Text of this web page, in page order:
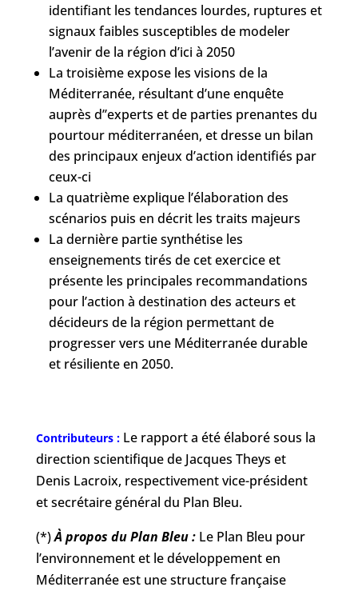
identifiant les tendances lourdes, ruptures et
signaux faibles susceptibles de modeler
l’avenir de la région d’ici à 2050
La troisième expose les visions de la
Méditerranée, résultant d’une enquête
auprès d’’experts et de parties prenantes du
pourtour méditerranéen, et dresse un bilan
des principaux enjeux d’action identifiés par
ceux-ci
La quatrième explique l’élaboration des
scénarios puis en décrit les traits majeurs
La dernière partie synthétise les
enseignements tirés de cet exercice et
présente les principales recommandations
pour l’action à destination des acteurs et
décideurs de la région permettant de
progresser vers une Méditerranée durable
et résiliente en 2050.
Contributeurs : Le rapport a été élaboré sous la
direction scientifique de Jacques Theys et
Denis Lacroix, respectivement vice-président
et secrétaire général du Plan Bleu.
(*)À propos du Plan Bleu : Le Plan Bleu pour
l’environnement et le développement en
Méditerranée est une structure française